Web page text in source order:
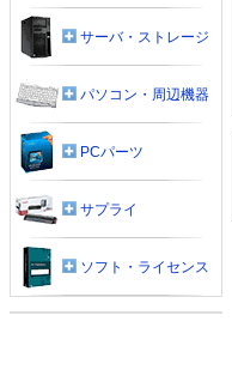
サーバ・ストレージ
パソコン・周辺機器
PCパーツ
サプライ
ソフト・ライセンス